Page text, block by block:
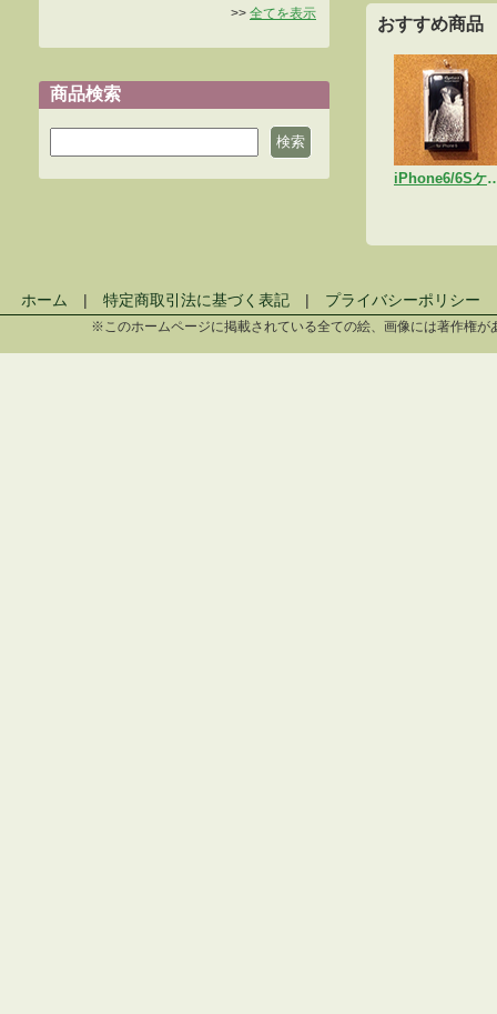
>> 全てを表示
商品検索
おすすめ商品
iPhone6/6Sケ
ホーム | 特定商取引法に基づく表記| プライバシーポリシー
※このホームページに掲載されている全ての絵、画像には著作権